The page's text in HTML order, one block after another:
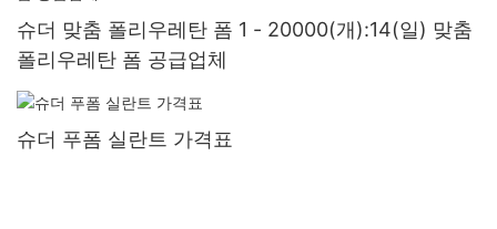
슈더 맞춤 폴리우레탄 폼 1 - 20000(개):14(일) 맞춤
폴리우레탄 폼 공급업체
슈더 푸폼 실란트 가격표